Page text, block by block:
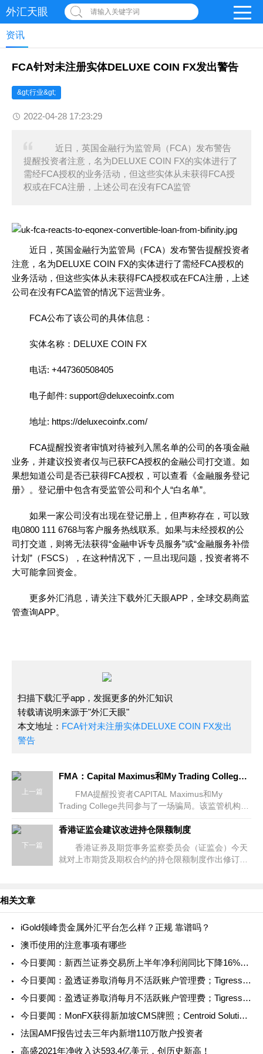
外汇天眼 请输入关键字词
资讯
FCA针对未注册实体DELUXE COIN FX发出警告
&gt;行业&gt;
2022-04-28 17:23:29
近日，英国金融行为监管局（FCA）发布警告
提醒投资者注意，名为DELUXE COIN FX的实体进行了
需经FCA授权的业务活动，但这些实体从未获得FCA授
权或在FCA注册，上述公司在没有FCA监管
近日，英国金融行为监管局（FCA）发布警告提醒投资者
注意，名为DELUXE COIN FX的实体进行了需经FCA授权的
业务活动，但这些实体从未获得FCA授权或在FCA注册，上述
公司在没有FCA监管的情况下运营业务。
FCA公布了该公司的具体信息：
实体名称：DELUXE COIN FX
电话: +447360508405
电子邮件: support@deluxecoinfx.com
地址: https://deluxecoinfx.com/
FCA提醒投资者审慎对待被列入黑名单的公司的各项金融
业务，并建议投资者仅与已获FCA授权的金融公司打交道。如
果想知道公司是否已获得FCA授权，可以查看《金融服务登记
册》。登记册中包含有受监管公司和个人“白名单”。
如果一家公司没有出现在登记册上，但声称存在，可以致
电0800 111 6768与客户服务热线联系。如果与未经授权的公
司打交道，则将无法获得“金融申诉专员服务”或“金融服务补偿
计划”（FSCS），在这种情况下，一旦出现问题，投资者将不
大可能拿回资金。
更多外汇消息，请关注下载外汇天眼APP，全球交易商监
管查询APP。
扫描下载汇乎app，发掘更多的外汇知识
转载请说明来源于"外汇天眼"
本文地址： FCA针对未注册实体DELUXE COIN FX发出
警告
上一篇
FMA：Capital Maximus和My Trading College涉嫌诈骗
FMA提醒投资者CAPITAL Maximus和My
Trading College共同参与了一场骗局。该监管机构了
易经理，并推荐其在CapitalMaximus注
下一篇
香港证监会建议改进持仓限额制度
香港证券及期货事务监察委员会（证监会）今天
就对上市期货及期权合约的持仓限额制度作出修订的
相关文章
iGold领峰贵金属外汇平台怎么样？正规 靠谱吗？
澳币使用的注意事项有哪些
今日要闻：新西兰证券交易所上半年净利润同比下降16%；eToro与英国阿斯顿维拉足球俱乐部签署赞助协议；FCA对ICM Capetal、www.longleafmanagement.co.uk和Int
今日要闻：盈透证券取消每月不活跃账户管理费；Tigress Financial Partners成为纽交所会员，StoneX表示祝贺；扩大加密产品范围！Swissquote新增Polkadot供客户交
今日要闻：盈透证券取消每月不活跃账户管理费；Tigress Financial Partners成为纽交所会员，StoneX表示祝贺；扩大加密产品范围！Swissquote新增Polkadot供客户交
今日要闻：MonFX获得新加坡CMS牌照；Centroid Solutions携手Atlas Bank为客户提供一级银行流动性；FXTRADING.com与Arbidyne Capital Pty L
法国AMF报告过去三年内新增110万散户投资者
高盛2021年净收入达593.4亿美元，创历史新高！